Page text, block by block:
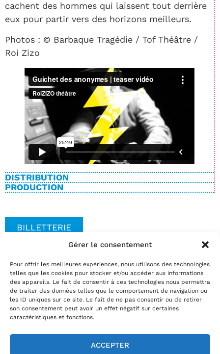
Gérer le consentement
Pour offrir les meilleures expériences, nous utilisons des technologies
telles que les cookies pour stocker et/ou accéder aux informations
des appareils. Le fait de consentir à ces technologies nous permettra
de traiter des données telles que le comportement de navigation ou
les ID uniques sur ce site. Le fait de ne pas consentir ou de retirer
son consentement peut avoir un effet négatif sur certaines
caractéristiques et fonctions.
ACCEPTER
cachent des hommes qui laissent tout derrière
eux pour partir vers des horizons meilleurs.
Photos : © Barbaque Tragédie / Tof Théâtre /
Roi Zizo
DISTRIBUTION
PRODUCTION
BILLETTERIE
Date(s)
Réservez
par téléphone au02.35.29.22.81
par mailinfo@theatrelepassage.fr